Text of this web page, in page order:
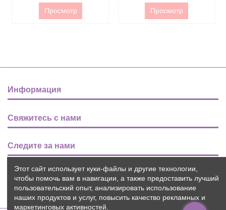
Просмотр Просмотр
Информация
Свяжитесь с нами
Следите за нами
Новости
Этот сайт использует куки-файлы и другие технологии,
чтобы помочь вам в навигации, а также предоставить лучший
пользовательский опыт, анализировать использование
наших продуктов и услуг, повысить качество рекламных и
маркетинговых активностей.